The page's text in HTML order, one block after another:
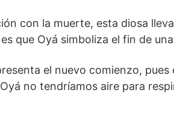
con la muerte, esta diosa
que Oyá simboliza el fin de
el nuevo comienzo,
no tendríamos aire para